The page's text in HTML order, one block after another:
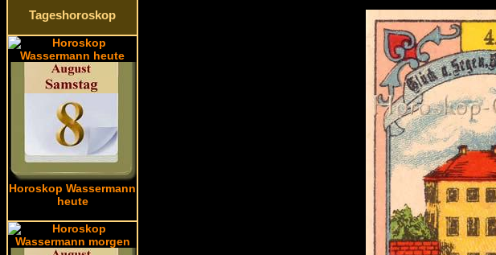
Tageshoroskop
Horoskop Wassermann
heute